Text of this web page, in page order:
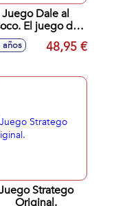
Juego Dale al
El juego de
preguntas mas
divertido y
años 48,95 €
Stratego
Original.